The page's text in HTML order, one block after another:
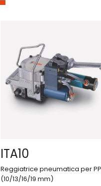
ITA10
Reggiatrice pneumatica per
(10/13/16/19 mm)